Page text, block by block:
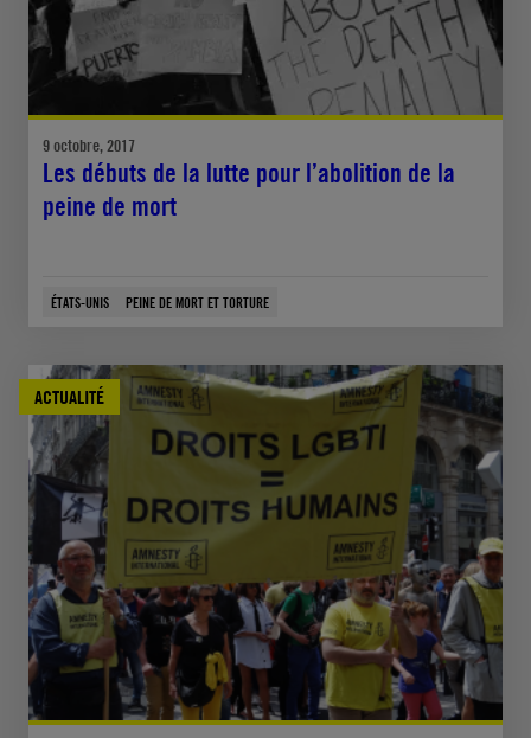
9 octobre, 2017
Les débuts de la lutte pour l’abolition de la
peine de mort
ÉTATS-UNIS PEINE DE MORT ET TORTURE
ACTUALITÉ